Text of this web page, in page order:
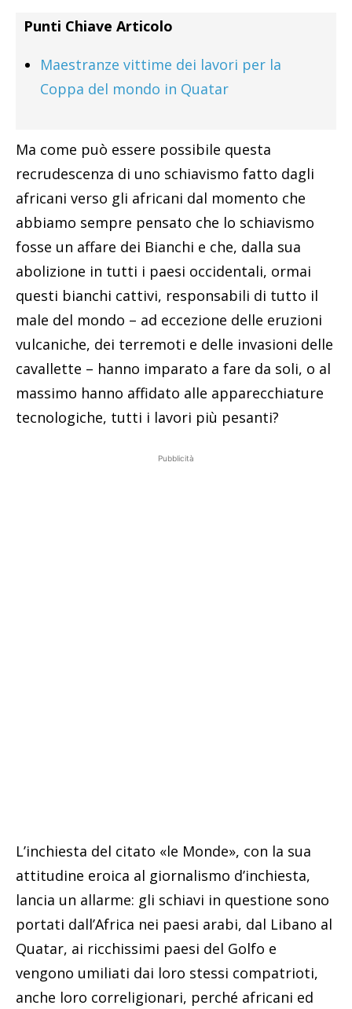
Punti Chiave Articolo
Maestranze vittime dei lavori per la
Coppa del mondo in Quatar
Ma come può essere possibile questa
recrudescenza di uno schiavismo fatto dagli
africani verso gli africani dal momento che
abbiamo sempre pensato che lo schiavismo
fosse un affare dei Bianchi e che, dalla sua
abolizione in tutti i paesi occidentali, ormai
questi bianchi cattivi, responsabili di tutto il
male del mondo – ad eccezione delle eruzioni
vulcaniche, dei terremoti e delle invasioni delle
cavallette – hanno imparato a fare da soli, o al
massimo hanno affidato alle apparecchiature
tecnologiche, tutti i lavori più pesanti?
Pubblicità
L’inchiesta del citato «le Monde», con la sua
attitudine eroica al giornalismo d’inchiesta,
lancia un allarme: gli schiavi in questione sono
portati dall’Africa nei paesi arabi, dal Libano al
Quatar, ai ricchissimi paesi del Golfo e
vengono umiliati dai loro stessi compatrioti,
anche loro correligionari, perché africani ed